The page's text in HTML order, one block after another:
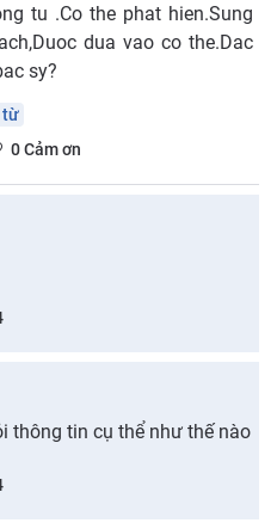
tu .Co the phat hien.Sung
dua vao co the.Dac
sy?
từ
0Cảm ơn
thông tin cụ thể như thế nào